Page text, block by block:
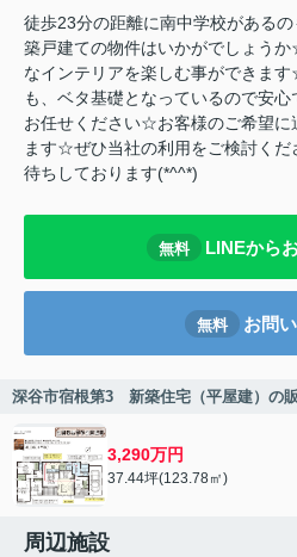
徒歩23分の距離に南中学校がある
築戸建ての物件はいかがでしょう
なインテリアを楽しむ事ができま
も、ベタ基礎となっているので安
お任せください☆お客様のご希望に
ます☆ぜひ当社の利用をご検討く
待ちしております(*^^*)
無料 LINEから
無料 お問
深谷市宿根第3 新築住宅（平屋建）の
3,290万円
37.44坪(123.78㎡)
周辺施設